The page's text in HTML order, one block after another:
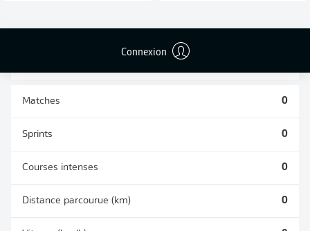
Connexion
TIRS ARRÊTÉS
0
Matches 0
Sprints 0
Courses intenses 0
Distance parcourue (km) 0